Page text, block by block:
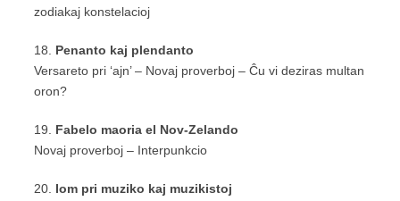
zodiakaj konstelacioj
18. Penanto kaj plendanto
Versareto pri ‘ajn’ – Novaj proverboj – Ĉu vi deziras multan
oron?
19. Fabelo maoria el Nov-Zelando
Novaj proverboj – Interpunkcio
20. Iom pri muziko kaj muzikistoj